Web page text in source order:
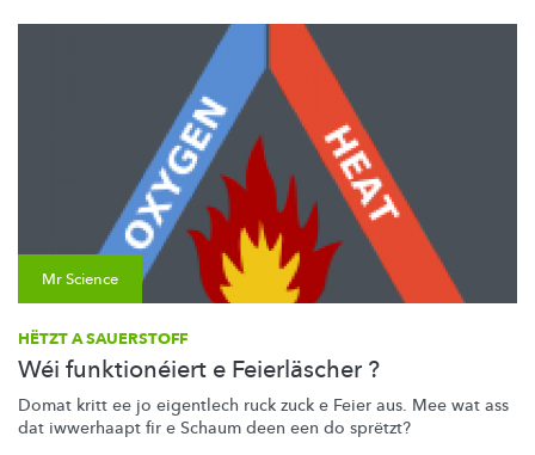
Mr Science
HËTZT A SAUERSTOFF
Wéi funktionéiert e Feierläscher ?
Domat kritt ee jo eigentlech ruck zuck e Feier aus. Mee wat ass
dat iwwerhaapt fir e Schaum deen een do sprëtzt?